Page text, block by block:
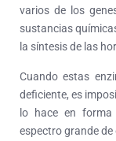
varios de los
sustancias
la síntesis de las
Cuando estas
deficiente, es
lo hace en
espectro grande de